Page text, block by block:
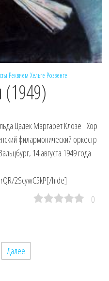
Реквием Хельге Розвенге
Цадек Маргарет Клозе Хор
филармонический оркестр
14 августа 1949 года
2ScywC5kP[/hide]
0
Далее